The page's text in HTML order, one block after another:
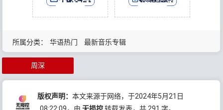
所属分类： 华语热门 最新音乐专辑
周深
版权声明：本文来源于网络，于2024年5月21日